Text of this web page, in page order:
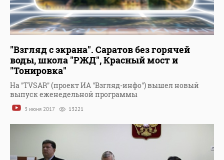
"Взгляд с экрана". Саратов без горячей
воды, школа "РЖД", Красный мост и
"Тонировка"
На "TVSAR" (проект ИА "Взгляд-инфо") вышел новый
выпуск еженедельной программы
3 июня 2017 13221